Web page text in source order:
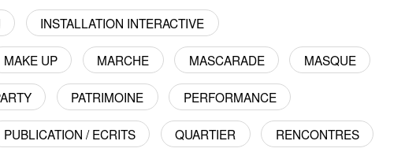
INSTALLATION INTERACTIVE
MAKE UP MARCHE MASCARADE MASQUE
PATRIMOINE PERFORMANCE
PUBLICATION / ECRITS QUARTIER RENCONTRES